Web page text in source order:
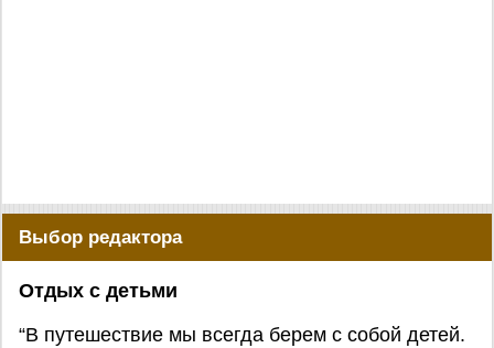
Выбор редактора
Отдых с детьми
“В путешествие мы всегда берем с собой детей.